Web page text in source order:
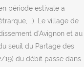
période estivale a
…). Le village de
d'Avignon et au
seuil du Partage des
19) du débit passe dans